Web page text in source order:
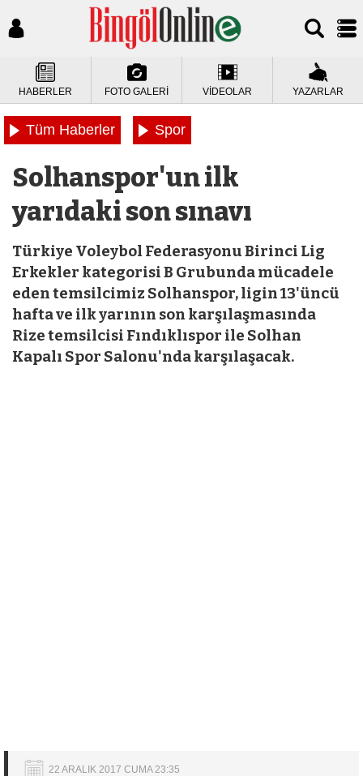
HABERLER FOTO GALERİ VİDEOLAR YAZARLAR
Tüm Haberler Spor
Solhanspor'un ilk
yarıdaki son sınavı
Türkiye Voleybol Federasyonu Birinci Lig
Erkekler kategorisi B Grubunda mücadele
eden temsilcimiz Solhanspor, ligin 13'üncü
hafta ve ilk yarının son karşılaşmasında
Rize temsilcisi Fındıklıspor ile Solhan
Kapalı Spor Salonu'nda karşılaşacak.
22 ARALIK 2017 CUMA 23:35